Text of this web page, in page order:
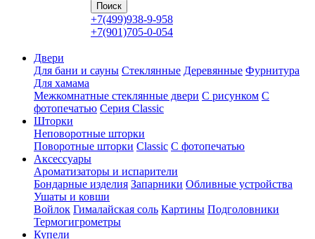
+7(499)938-9-958
+7(901)705-0-054
Двери
Для бани и сауны Стеклянные Деревянные Фурнитура
Для хамама
Межкомнатные стеклянные двери С рисунком С
фотопечатью Серия Classic
Шторки
Неповоротные шторки
Поворотные шторки Classic С фотопечатью
Аксессуары
Ароматизаторы и испарители
Бондарные изделия Запарники Обливные устройства
Ушаты и ковши
Войлок Гималайская соль Картины Подголовники
Термогигрометры
Купели